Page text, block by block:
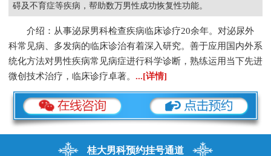
碍及不育症等疾病，帮助数万男性成功恢复性功能。
介绍：从事泌尿男科检查疾病临床诊疗20余年。对泌尿外
科常见病、多发病的临床诊治有着深入研究。善于应用国内外系
统化方法对男性疾病常见病症进行科学诊断，熟练运用当下先进
微创技术治疗，临床诊疗卓著。 ...[详情]
桂大男科预约挂号通道